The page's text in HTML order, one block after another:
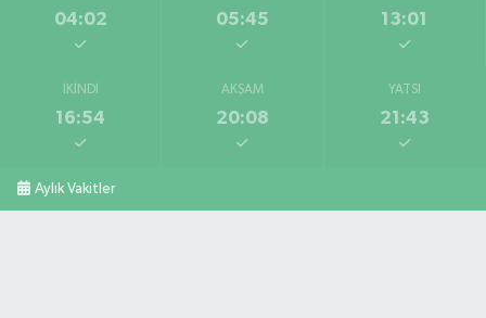
04:02 05:45 13:01
İKINDI
16:54
AKŞAM
20:08
YATSI
21:43
Aylık Vakitler